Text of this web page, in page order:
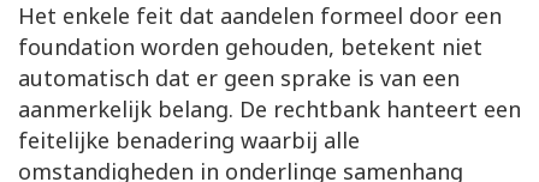
Het enkele feit dat aandelen formeel door een
foundation worden gehouden, betekent niet
automatisch dat er geen sprake is van een
aanmerkelijk belang. De rechtbank hanteert een
feitelijke benadering waarbij alle
omstandigheden in onderlinge samenhang